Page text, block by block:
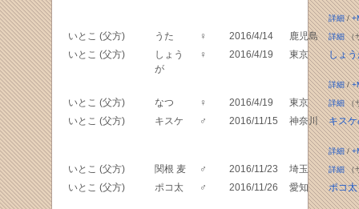
詳細/
いとこ (父方) うた ♀ 2016/4/14 鹿児島 詳細（
いとこ (父方)
しょう
が
♀ 2016/4/19 東京 しょう
詳細/
いとこ (父方) なつ ♀ 2016/4/19 東京 詳細（
いとこ (父方) キスケ ♂ 2016/11/15 神奈川 キス
詳細/
いとこ (父方) 関根 麦 ♂ 2016/11/23 埼玉 詳細（
いとこ (父方) ポコ太 ♂ 2016/11/26 愛知 ポコ太